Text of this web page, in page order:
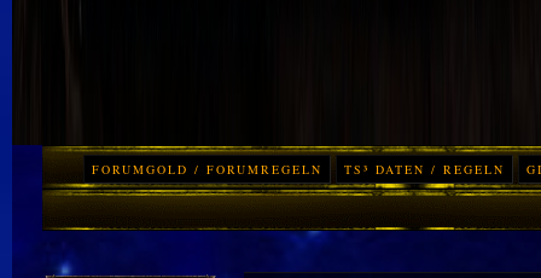
FORUMGOLD / FORUMREGELN TS³ DATEN / REGELN